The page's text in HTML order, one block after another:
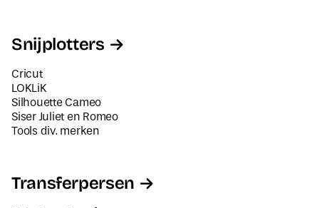
Snijplotters
Cricut
LOKLiK
Silhouette Cameo
Siser Juliet en Romeo
Tools div. merken
Transferpersen